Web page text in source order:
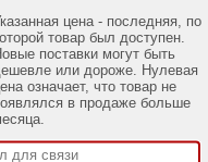
цена - последняя, по
товар был доступен.
поставки могут быть
или дороже. Нулевая
означает, что товар не
в продаже больше